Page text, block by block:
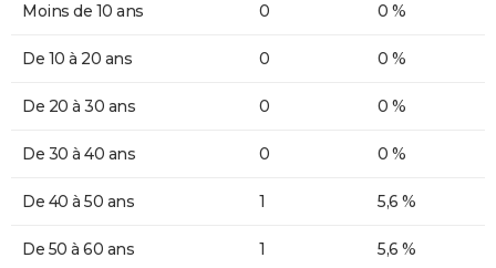
Moins de 10 ans 0 0 %
De 10 à 20 ans 0 0 %
De 20 à 30 ans 0 0 %
De 30 à 40 ans 0 0 %
De 40 à 50 ans 1 5,6 %
De 50 à 60 ans 1 5,6 %